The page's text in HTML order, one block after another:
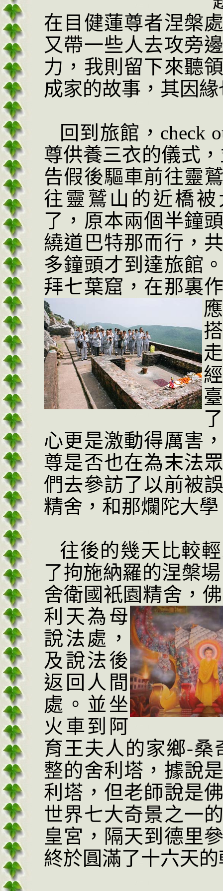
在目健蓮尊者涅槃
又帶一些人去攻旁
力，我則留下來聽
成家的故事，其因
回到旅館， check
尊供養三衣的儀式
告假後驅車前往靈
往靈鷲山的近橋
了，原本兩個半鐘
繞道巴特那而行，
多鐘頭才到達旅館
拜七葉窟，在那裏
心更是激動得厲害
尊是否也在為末法
們去參訪了以前被
精舍，和那爛陀大學
往後的幾天比較
了拘施納羅的涅槃
舍衛國衹園精舍，
利天為母
說法處，
及說法後
返回人間
處。並坐
火車到阿
育王夫人的家鄉-桑
整的舍利塔，據說
利塔，但老師說是
世界七大奇景之一
皇宮，隔天到德里
終於圓滿了十六天